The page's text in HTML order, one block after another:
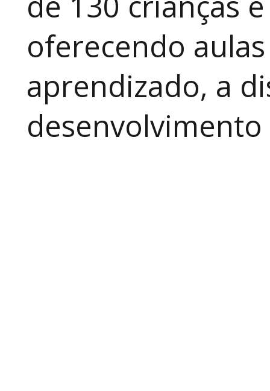
oferecendo
aprendizado, a